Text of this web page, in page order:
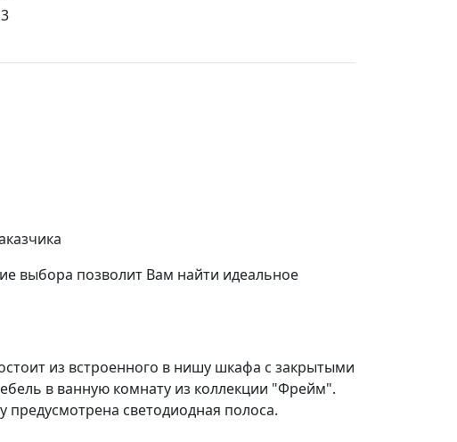
выбора позволит Вам найти идеальное
из встроенного в нишу шкафа с закрытыми
в ванную комнату из коллекции "Фрейм".
светодиодная полоса.